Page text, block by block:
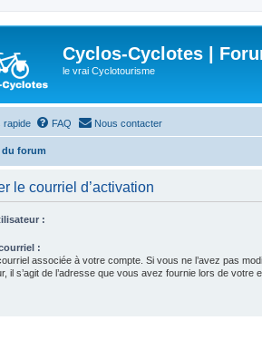
Cyclos-Cyclotes |
le vrai Cyclotourisme
rapide FAQ Nous contacter
du forum
le courriel d’activation
:
:
associée à votre compte. Si vous ne l’avez pas
il s’agit de l’adresse que vous avez fournie lors de votre